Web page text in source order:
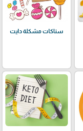
سناكات مشكلة دايت